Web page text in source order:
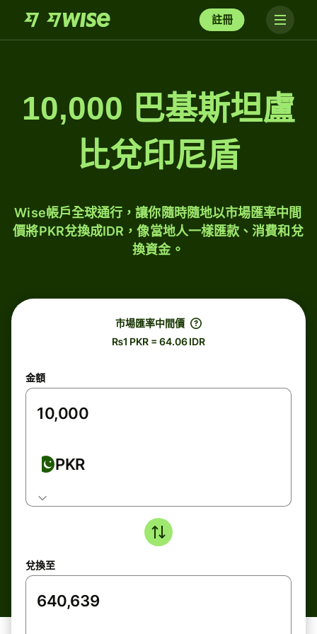
註冊
10,000 巴基斯坦盧
比兌印尼盾
Wise帳戶全球通行，讓你隨時隨地以市場匯率中間
價將PKR兌換成IDR，像當地人一樣匯款、消費和兌
換資金。
市場匯率中間價
₨1 PKR = 64.06 IDR
金額
PKR
兌換至